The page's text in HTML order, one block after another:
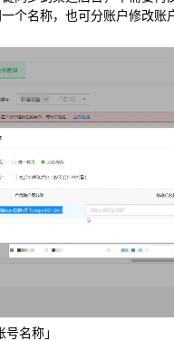
个名称，也可分账户修改账
名称」